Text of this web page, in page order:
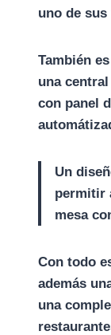
uno de
También
una
con panel
Un
permitir
mesa
Con todo
además
una